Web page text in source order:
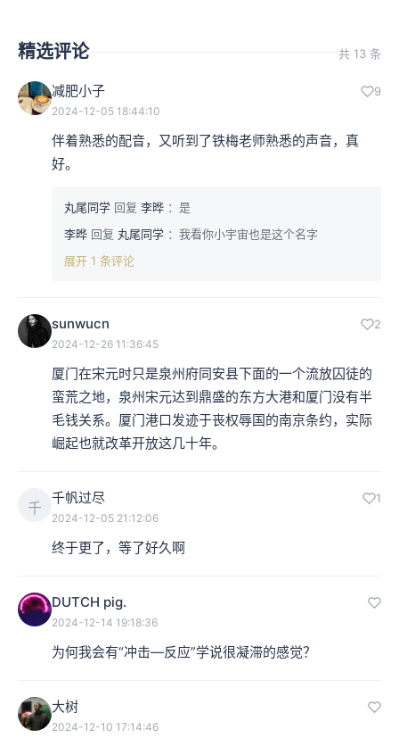
精选评论 共 13 条
减肥小子 9
2024-12-05 18:44:10
伴着熟悉的配音，又听到了铁梅老师熟悉的声音，真
好。
丸尾同学 回复 李晔 ：是
李晔 回复 丸尾同学 ：我看你小宇宙也是这个名字
展开 1 条评论
sunwucn 2
2024-12-26 11:36:45
厦门在宋元时只是泉州府同安县下面的一个流放囚徒的
蛮荒之地，泉州宋元达到鼎盛的东方大港和厦门没有半
毛钱关系。厦门港口发迹于丧权辱国的南京条约，实际
崛起也就改革开放这几十年。
千
千帆过尽 1
2024-12-05 21:12:06
终于更了，等了好久啊
DUTCH pig.
2024-12-14 19:18:36
为何我会有“冲击—反应”学说很凝滞的感觉？
大树
2024-12-10 17:14:46